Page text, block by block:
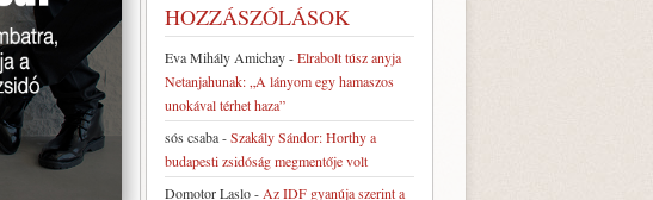
HOZZÁSZÓLÁSOK
Eva Mihály Amichay-Elrabolt túsz anyja
Netanjahunak: „A lányom egy hamaszos
unokával térhet haza”
sós csaba-Szakály Sándor: Horthy a
budapesti zsidóság megmentője volt
Domotor Laslo- Az IDF gyanúja szerint a